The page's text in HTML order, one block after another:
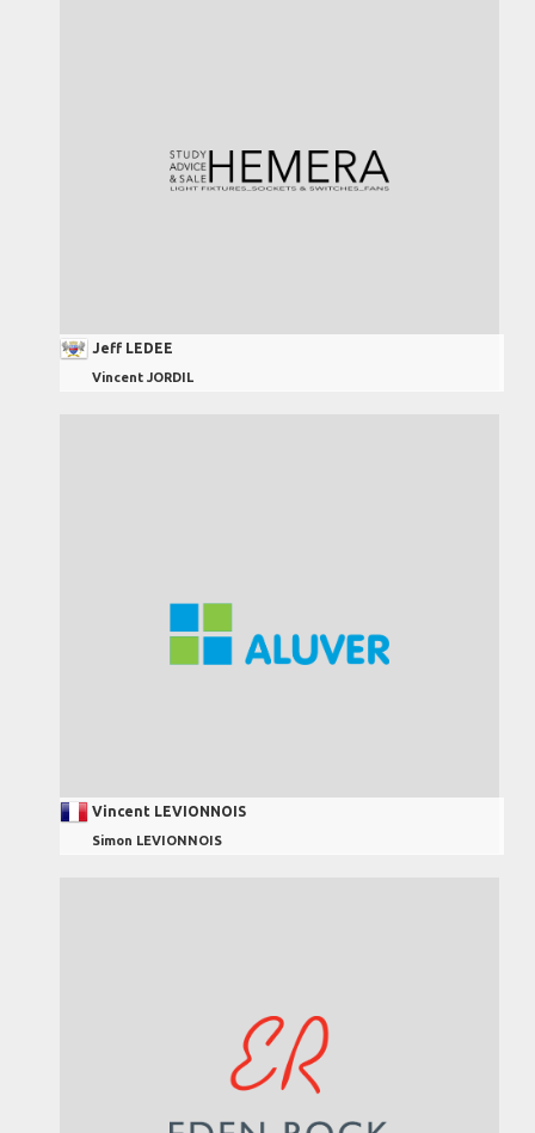
Jeff LEDEE
Vincent JORDIL
Vincent LEVIONNOIS
Simon LEVIONNOIS